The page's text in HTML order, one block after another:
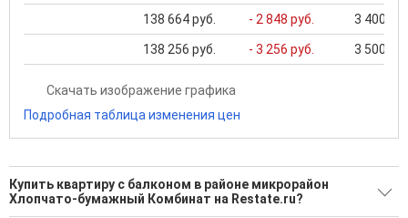
138 664 руб. - 2 848 руб. 3 400
138 256 руб. - 3 256 руб. 3 500
Скачать изображение графика
Подробная таблица изменения цен
Купить квартиру с балконом в районе микрорайон
Хлопчато-бумажный Комбинат на Restate.ru?